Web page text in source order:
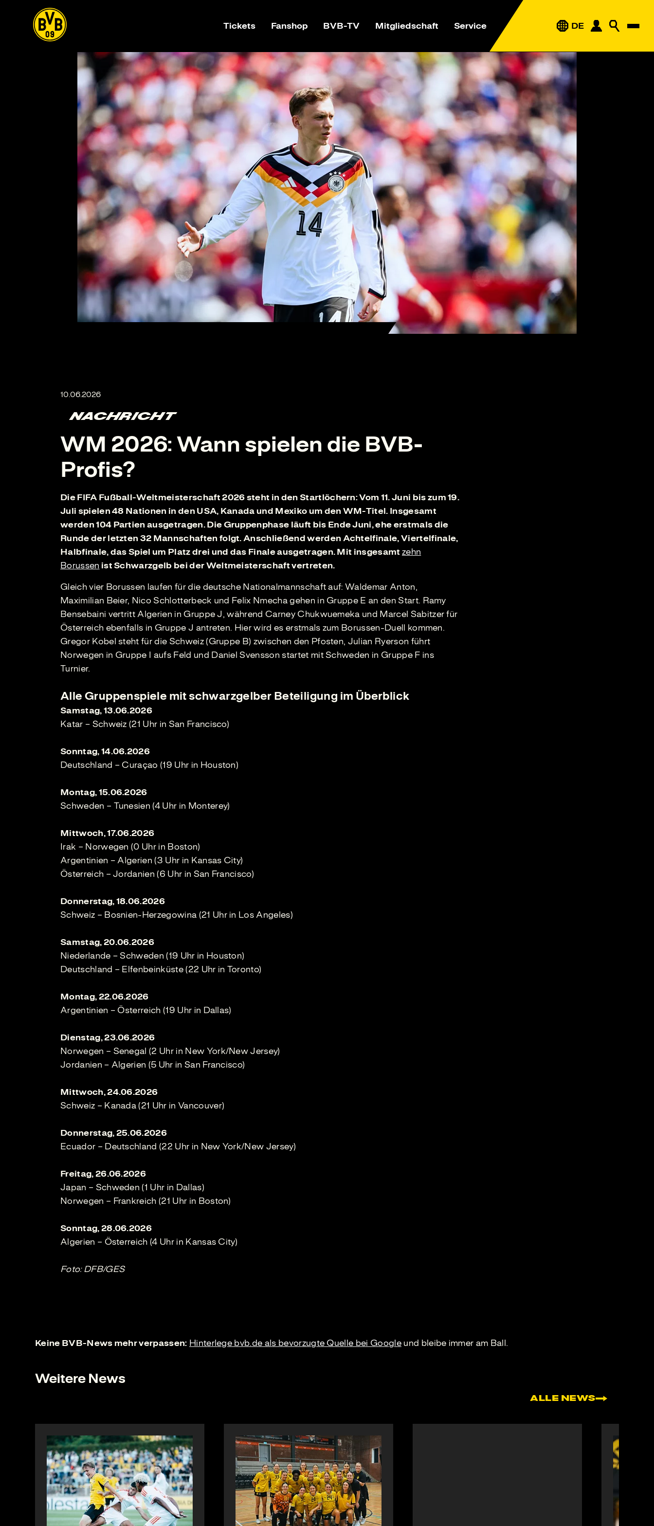
Tickets Fanshop BVB-TV Mitgliedschaft Service DE
NACHRICHT
WM 2026: Wann spielen die BVB-
Profis?
Die FIFA Fußball-Weltmeisterschaft 2026 steht in den Startlöchern: Vom 11. Juni bis zum 19.
Juli spielen 48 Nationen in den USA, Kanada und Mexiko um den WM-Titel. Insgesamt
werden 104 Partien ausgetragen. Die Gruppenphase läuft bis Ende Juni, ehe erstmals die
Runde der letzten 32 Mannschaften folgt. Anschließend werden Achtelfinale, Viertelfinale,
Halbfinale, das Spiel um Platz drei und das Finale ausgetragen. Mit insgesamt zehn
Borussen ist Schwarzgelb bei der Weltmeisterschaft vertreten.
Gleich vier Borussen laufen für die deutsche Nationalmannschaft auf: Waldemar Anton,
Maximilian Beier, Nico Schlotterbeck und Felix Nmecha gehen in Gruppe E an den Start. Ramy
Bensebaini vertritt Algerien in Gruppe J, während Carney Chukwuemeka und Marcel Sabitzer für
Österreich ebenfalls in Gruppe J antreten. Hier wird es erstmals zum Borussen-Duell kommen.
Gregor Kobel steht für die Schweiz (Gruppe B) zwischen den Pfosten, Julian Ryerson führt
Norwegen in Gruppe I aufs Feld und Daniel Svensson startet mit Schweden in Gruppe F ins
Turnier.
Alle Gruppenspiele mit schwarzgelber Beteiligung im Überblick
Samstag, 13.06.2026
Katar – Schweiz (21 Uhr in San Francisco)
Sonntag, 14.06.2026
Deutschland – Curaçao (19 Uhr in Houston)
Montag, 15.06.2026
Schweden – Tunesien (4 Uhr in Monterey)
Mittwoch, 17.06.2026
Irak – Norwegen (0 Uhr in Boston)
Argentinien – Algerien (3 Uhr in Kansas City)
Österreich – Jordanien (6 Uhr in San Francisco)
Donnerstag, 18.06.2026
Schweiz – Bosnien-Herzegowina (21 Uhr in Los Angeles)
Samstag, 20.06.2026
Niederlande – Schweden (19 Uhr in Houston)
Deutschland – Elfenbeinküste (22 Uhr in Toronto)
Montag, 22.06.2026
Argentinien – Österreich (19 Uhr in Dallas)
Dienstag, 23.06.2026
Norwegen – Senegal (2 Uhr in New York/New Jersey)
Jordanien – Algerien (5 Uhr in San Francisco)
Mittwoch, 24.06.2026
Schweiz – Kanada (21 Uhr in Vancouver)
Donnerstag, 25.06.2026
Ecuador – Deutschland (22 Uhr in New York/New Jersey)
Freitag, 26.06.2026
Japan – Schweden (1 Uhr in Dallas)
Norwegen – Frankreich (21 Uhr in Boston)
Sonntag, 28.06.2026
Algerien – Österreich (4 Uhr in Kansas City)
Foto: DFB/GES
Keine BVB-News mehr verpassen: Hinterlege bvb.de als bevorzugte Quelle bei Googleund bleibe immer am Ball.
Weitere News
ALLE NEWS